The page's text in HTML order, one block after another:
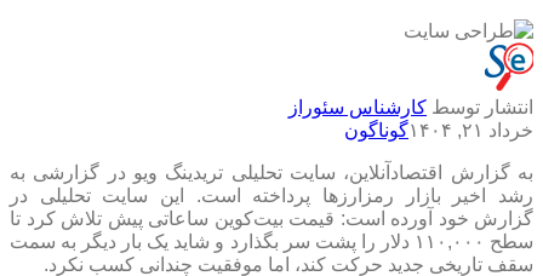
انتشار توسط کارشناس سئوراز
خرداد ۲۱, ۱۴۰۴
گوناگون
به گزارش اقتصادآنلاین، سایت تحلیلی تریدینگ ویو در گزارشی به
رشد اخیر بازار رمزارزها پرداخته است. این سایت تحلیلی در
گزارش خود آورده است: قیمت بیت‌کوین ساعاتی پیش تلاش کرد تا
سطح ۱۱۰,۰۰۰ دلار را پشت سر بگذارد و شاید یک بار دیگر به سمت
سقف تاریخی جدید حرکت کند، اما موفقیت چندانی کسب نکرد.